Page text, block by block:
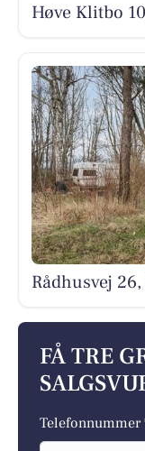
Høve Klitbo
Rådhusvej
FÅ TRE
Telefonnummer